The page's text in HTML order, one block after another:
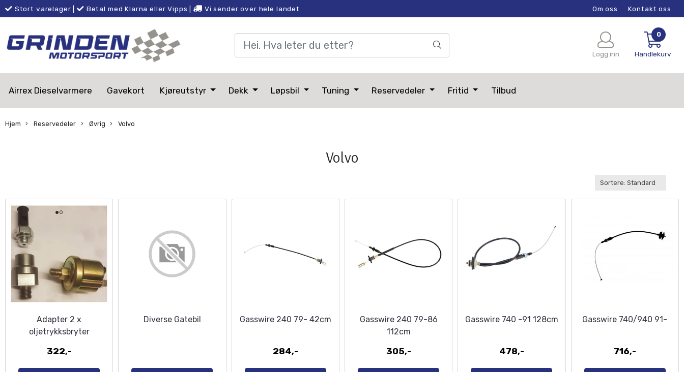
Stort varelager | Betal med Klarna eller Vipps | Vi sender over hele landet Om oss Kontakt oss
Logg inn
0
Handlekurv
Airrex Dieselvarmere Gavekort Kjøreutstyr Dekk Løpsbil Tuning Reservedeler Fritid Tilbud
Hjem Reservedeler Øvrig Volvo
Volvo
Adapter 2 x
oljetrykksbryter
322,-
Diverse Gatebil Gasswire 240 79- 42cm
284,-
Gasswire 240 79-86
112cm
305,-
Gasswire 740 -91 128cm
478,-
Gasswire 740/940 91-
716,-